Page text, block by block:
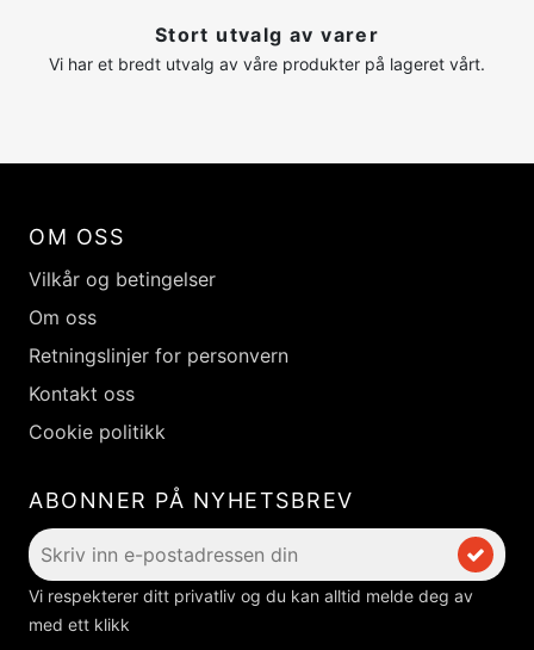
Stort utvalg av varer
Vi har et bredt utvalg av våre produkter på lageret vårt.
OM OSS
Vilkår og betingelser
Om oss
Retningslinjer for personvern
Kontakt oss
Cookie politikk
ABONNER PÅ NYHETSBREV
Vi respekterer ditt privatliv og du kan alltid melde deg av
med ett klikk